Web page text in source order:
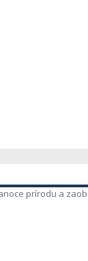
prírodu a